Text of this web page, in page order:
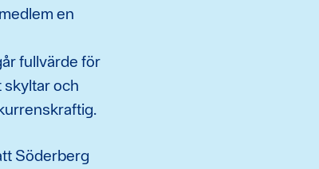
en
fullvärde för
och
Söderberg